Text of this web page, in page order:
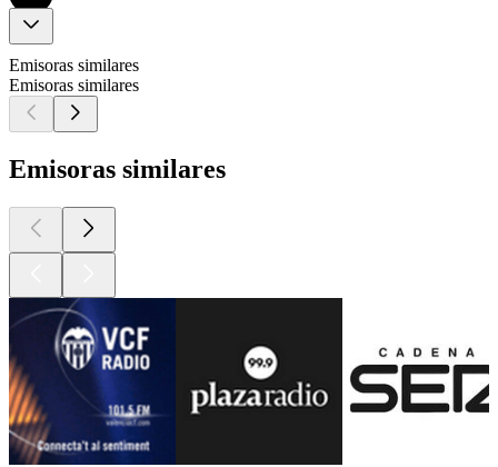
Emisoras similares
Emisoras similares
Emisoras similares